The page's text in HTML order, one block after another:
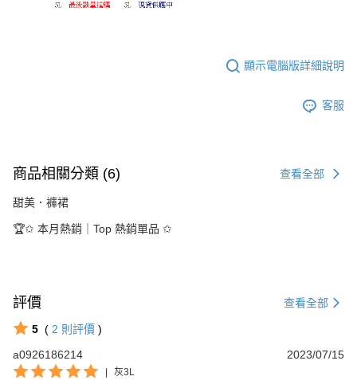
顯示電腦版詳細說明
客服
商品相關分類 (6) 查看全部
甜美．褲裙
🏆✩ 本月熱銷｜Top 熱銷單品 ✩
評價 查看全部
5 ( 2 則評價 )
a0926186214
2023/07/15
| 灰3L